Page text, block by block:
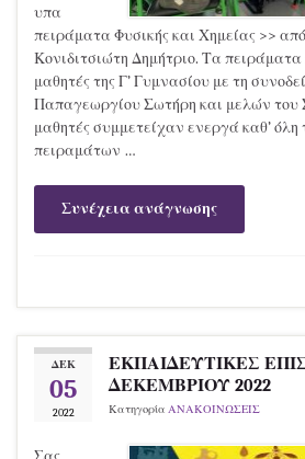
υπα
πειράματα Φυσικής και Χημείας >>
Κονιδιτσιώτη Δημήτριο. Τα
μαθητές της Γ’ Γυμνασίου με τη
Παπαγεωργίου Σωτήρη και μελών του
μαθητές συμμετείχαν ενεργά καθ’ όλη
πειραμάτων …
Συνέχεια ανάγνωσης
ΔΕΚ
05
2022
ΕΚΠΑΙΔΕΥΤΙΚΕΣ
ΔΕΚΕΜΒΡΙΟΥ 2022
Κατηγορία ΑΝΑΚΟΙΝΩΣΕΙΣ